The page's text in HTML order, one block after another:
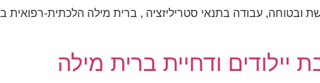
ובטוחה, עבודה בתנאי סטריליזציה , ברית מילה הלכתית-רפואית
ודחיית ברית מילה